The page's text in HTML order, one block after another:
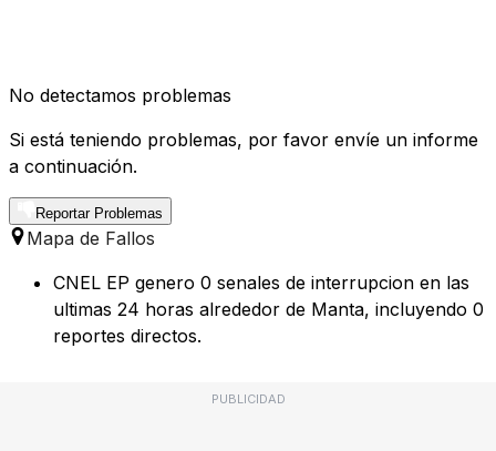
No detectamos problemas
Si está teniendo problemas, por favor envíe un informe
a continuación.
Reportar Problemas
Mapa de Fallos
CNEL EP genero 0 senales de interrupcion en las
ultimas 24 horas alrededor de Manta, incluyendo 0
reportes directos.
PUBLICIDAD